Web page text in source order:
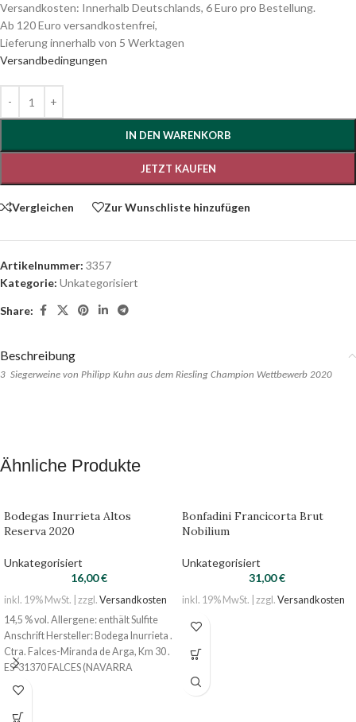
Versandkosten: Innerhalb Deutschlands, 6 Euro pro Bestellung.
Ab 120 Euro versandkostenfrei,
Lieferung innerhalb von 5 Werktagen
Versandbedingungen
IN DEN WARENKORB
JETZT KAUFEN
Vergleichen Zur Wunschliste hinzufügen
Artikelnummer: 3357
Kategorie: Unkategorisiert
Share:
Beschreibung
3 Siegerweine von Philipp Kuhn aus dem Riesling Champion Wettbewerb 2020
Ähnliche Produkte
Bodegas Inurrieta Altos
Reserva 2020
Unkategorisiert
16,00€
inkl. 19% MwSt. | zzgl. Versandkosten
14,5 % vol. Allergene: enthält Sulfite
Anschrift Hersteller: Bodega Inurrieta .
Ctra. Falces-Miranda de Arga, Km 30 .
ES-31370 FALCES (NAVARRA
Bonfadini Francicorta Brut
Nobilium
Unkategorisiert
31,00€
inkl. 19% MwSt. | zzgl. Versandkosten